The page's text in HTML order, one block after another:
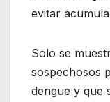
evitar
Solo se
sospechosos
dengue y que